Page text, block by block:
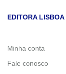
EDITORA LISBOA
Minha conta
Fale conosco